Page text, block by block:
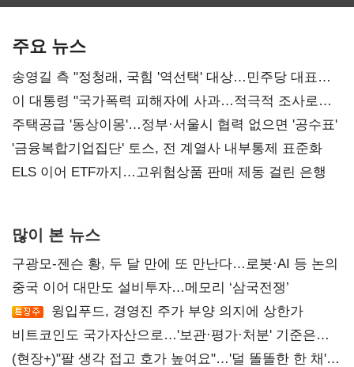
주요 뉴스
송영길 측 "정청래, 국힘 '역선택' 대상…민주당 대표로
총선 지휘 못해"
이 대통령 "국가폭력 피해자에 사과…적극적 조사로
진실 밝혀야"
주택공급 '동상이몽'…정부·서울시 협력 없으면 '공수표'
'금융복합기업집단' 토스, 전 계열사 내부통제 표준화
ELS 이어 ETF까지…고위험상품 판매 제동 걸린 은행
많이 본 뉴스
구광모-젠슨 황, 두 달 만에 또 만난다…로봇·AI 등 논의
중국 이어 대만도 설비투자…메모리 ‘삼국전쟁’
윙입푸드, 경영진 주가 부양 의지에 상한가
비트코인도 국가자산으로…'보관·평가·처분' 기준은
숙제
(현장+)"팔 생각 접고 호가 높여요"…'덜 똘똘한 한 채'